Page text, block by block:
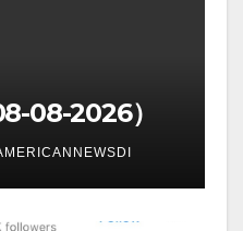
08-2026）